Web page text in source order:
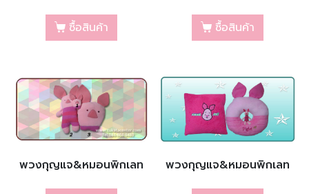
ซื้อสินค้า ซื้อสินค้า
พวงกุญแจ&หมอนพิกเลท พวงกุญแจ&หมอนพิกเลท